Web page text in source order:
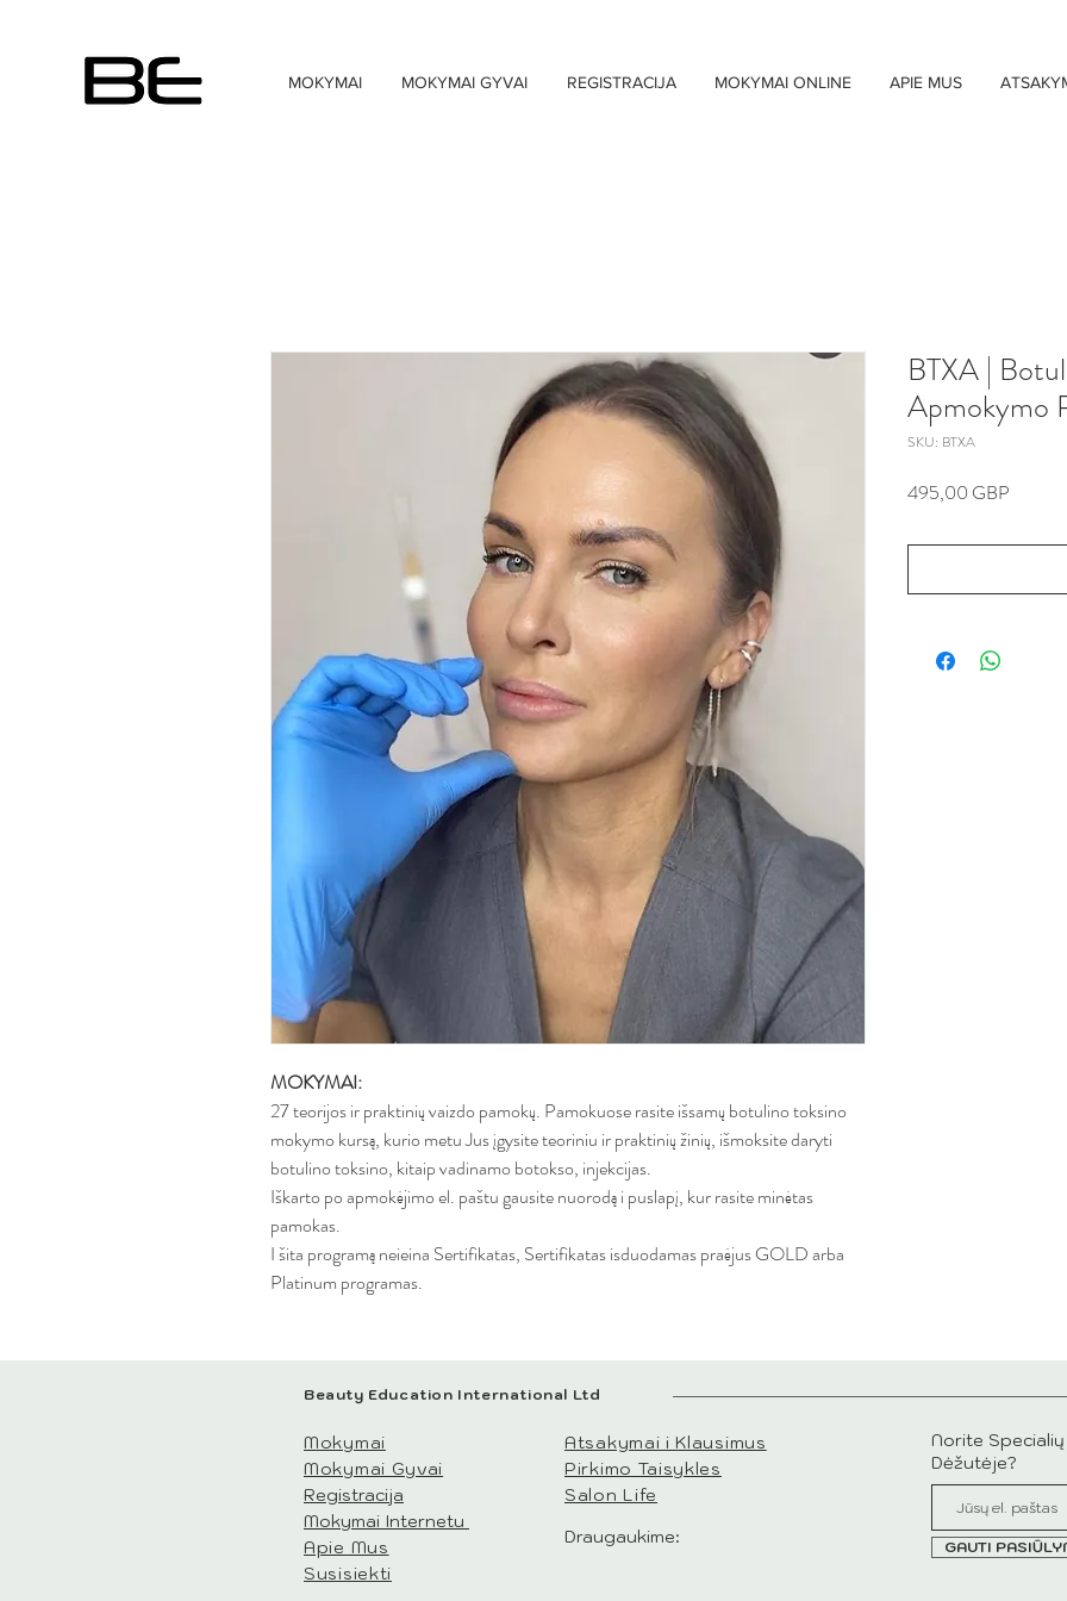
MOKYMAI MOKYMAI GYVAI REGISTRACIJA MOKYMAI ONLINE APIE MUS
MOKYMAI:
27 teorijos ir praktinių vaizdo pamokų. Pamokuose rasite išsamų botulino toksino
mokymo kursą, kurio metu Jus įgysite teoriniu ir praktinių žinių, išmoksite daryti
botulino toksino, kitaip vadinamo botokso, injekcijas.
Iškarto po apmokėjimo el. paštu gausite nuorodą i puslapį, kur rasite minėtas
pamokas.
I šita programą neieina Sertifikatas, Sertifikatas isduodamas praėjus GOLD arba
Platinum programas.
BTXA |
Apmokymo
SKU: BTXA
495,00 GBP
Beauty Education International Ltd
Mokymai
Mokymai Gyvai
Registracija
Mokymai Internetu
Apie Mus
Susisiekti
Atsakymai i Klausimus
Pirkimo Taisykles
Salon Life
Draugaukime:
Norite
Dėžutėje?
GAUTI